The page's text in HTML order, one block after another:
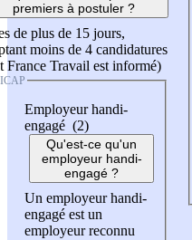
premiers à postuler ?
de plus de 15 jours,
moins de 4 candidatures
France Travail est informé)
Employeur handi-
engagé (2)
Qu'est-ce qu'un
employeur handi-
engagé ?
Un employeur handi-
engagé est un
employeur reconnu